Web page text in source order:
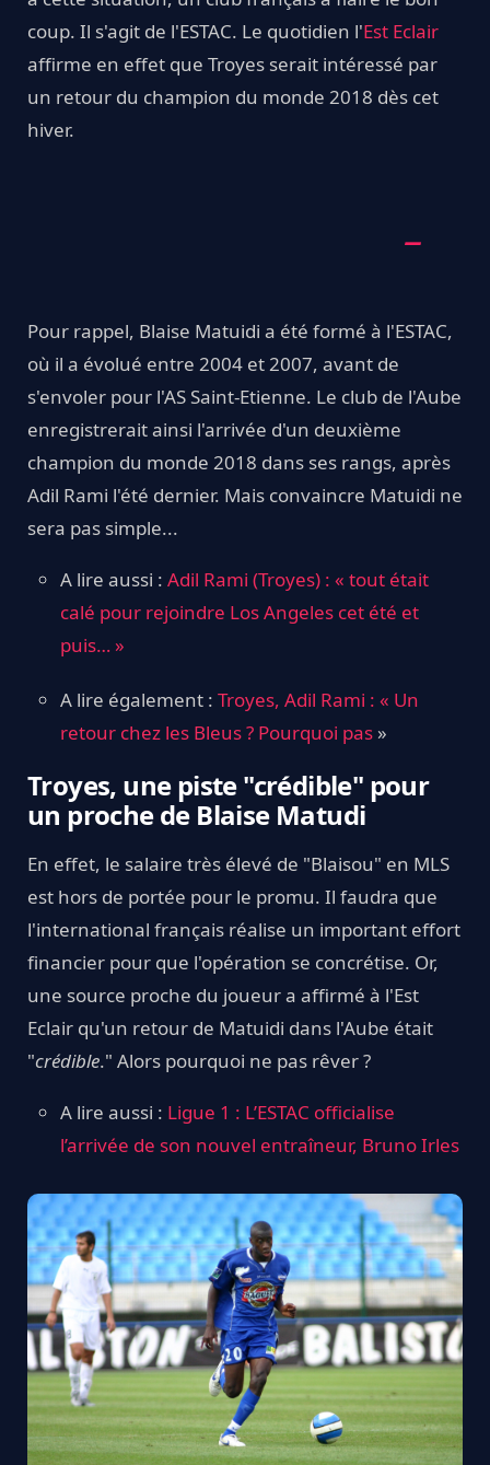
coup. Il s'agit de l'ESTAC. Le quotidien l'Est Eclair
affirme en effet que Troyes serait intéressé par
un retour du champion du monde 2018 dès cet
hiver.
Pour rappel, Blaise Matuidi a été formé à l'ESTAC,
où il a évolué entre 2004 et 2007, avant de
s'envoler pour l'AS Saint-Etienne. Le club de l'Aube
enregistrerait ainsi l'arrivée d'un deuxième
champion du monde 2018 dans ses rangs, après
Adil Rami l'été dernier. Mais convaincre Matuidi ne
sera pas simple...
A lire aussi : Adil Rami (Troyes) : « tout était
calé pour rejoindre Los Angeles cet été et
puis… »
A lire également : Troyes, Adil Rami : « Un
retour chez les Bleus ? Pourquoi pas »
Troyes, une piste "crédible" pour
un proche de Blaise Matudi
En effet, le salaire très élevé de "Blaisou" en MLS
est hors de portée pour le promu. Il faudra que
l'international français réalise un important effort
financier pour que l'opération se concrétise. Or,
une source proche du joueur a affirmé à l'Est
Eclair qu'un retour de Matuidi dans l'Aube était
"crédible." Alors pourquoi ne pas rêver ?
A lire aussi : Ligue 1 : L’ESTAC officialise
l’arrivée de son nouvel entraîneur, Bruno Irles